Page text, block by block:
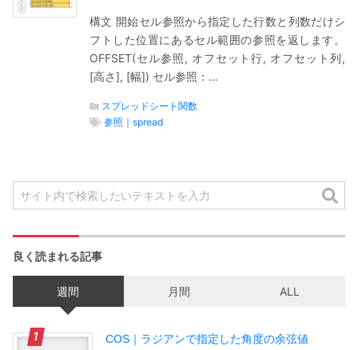
構文 開始セル参照から指定した行数と列数だけシ
フトした位置にあるセル範囲の参照を返します。
OFFSET(セル参照, オフセット行, オフセット列,
[高さ], [幅]) セル参照：…
スプレッドシート関数
参照｜spread
良く読まれる記事
週間 月間 ALL
COS｜ラジアンで指定した角度の余弦値